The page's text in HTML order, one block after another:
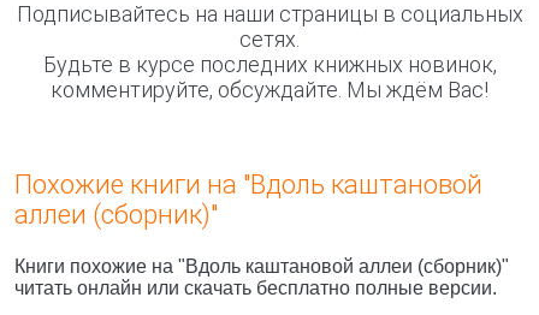
Подписывайтесь на наши страницы в социальных
сетях.
Будьте в курсе последних книжных новинок,
комментируйте, обсуждайте. Мы ждём Вас!
Похожие книги на "Вдоль каштановой
аллеи (сборник)"
Книги похожие на "Вдоль каштановой аллеи (сборник)"
читать онлайн или скачать бесплатно полные версии.